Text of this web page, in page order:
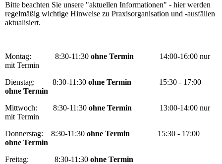
Bitte beachten Sie unsere "aktuellen Informationen" - hier werden
regelmäßig wichtige Hinweise zu Praxisorganisation und -ausfällen
aktualisiert.
Montag: 8:30-11:30 ohne Termin 14:00-16:00 nur
mit Termin
Dienstag: 8:30-11:30 ohne Termin 15:30 - 17:00
ohne Termin
Mittwoch: 8:30-11:30 ohne Termin 13:00-14:00 nur
mit Termin
Donnerstag: 8:30-11:30 ohne Termin 15:30 - 17:00
ohne Termin
Freitag: 8:30-11:30 ohne Termin